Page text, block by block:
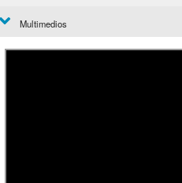
Multimedios